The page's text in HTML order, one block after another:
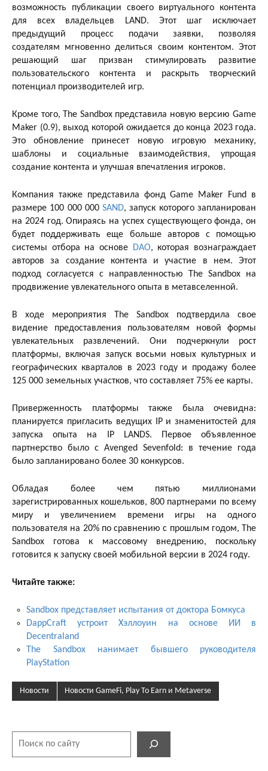
возможность публикации своего виртуального контента
для всех владельцев LAND. Этот шаг исключает
предыдущий процесс подачи заявки, позволяя
создателям мгновенно делиться своим контентом. Этот
решающий шаг призван стимулировать развитие
пользовательского контента и раскрыть творческий
потенциал производителей игр.
Кроме того, The Sandbox представила новую версию Game
Maker (0.9), выход которой ожидается до конца 2023 года.
Это обновление принесет новую игровую механику,
шаблоны и социальные взаимодействия, упрощая
создание контента и улучшая впечатления игроков.
Компания также представила фонд Game Maker Fund в
размере 100 000 000SAND, запуск которого запланирован
на 2024 год. Опираясь на успех существующего фонда, он
будет поддерживать еще больше авторов с помощью
системы отбора на основе
DAO, которая вознаграждает
авторов за создание контента и участие в нем. Этот
подход согласуется с направленностью The Sandbox на
продвижение увлекательного опыта в метавселенной.
В ходе мероприятия The Sandbox подтвердила свое
видение предоставления пользователям новой формы
увлекательных развлечений. Они подчеркнули рост
платформы, включая запуск восьми новых культурных и
географических кварталов в 2023 году и продажу более
125 000 земельных участков, что составляет 75% ее карты.
Приверженность платформы также была очевидна:
планируется пригласить ведущих IP и знаменитостей для
запуска опыта на IP LANDS. Первое объявленное
партнерство было с Avenged Sevenfold: в течение года
было запланировано более 30 конкурсов.
Обладая более чем пятью миллионами
зарегистрированных кошельков, 800 партнерами по всему
миру и увеличением времени игры на одного
пользователя на 20% по сравнению с прошлым годом, The
Sandbox готова к массовому внедрению, поскольку
готовится к запуску своей мобильной версии в 2024 году.
Читайте также:
Sandbox представляет испытания от доктора Бомкуса
DappCraft устроит Хэллоуин на основе ИИ в
Decentraland
The Sandbox нанимает бывшего руководителя
PlayStation
Новости Новости GameFi, Play To Earn и Metaverse